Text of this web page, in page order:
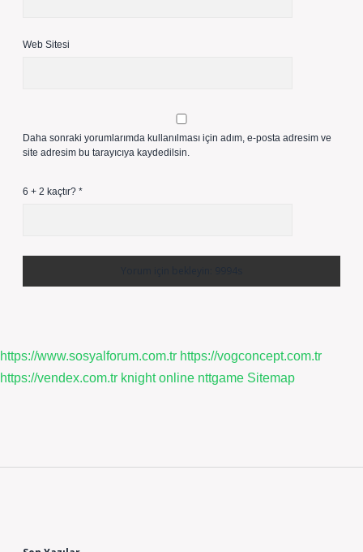
Web Sitesi
Daha sonraki yorumlarımda kullanılması için adım, e-posta adresim ve
site adresim bu tarayıcıya kaydedilsin.
6 + 2 kaçtır? *
https://www.sosyalforum.com.tr https://vogconcept.com.tr
https://vendex.com.tr knight online nttgame Sitemap